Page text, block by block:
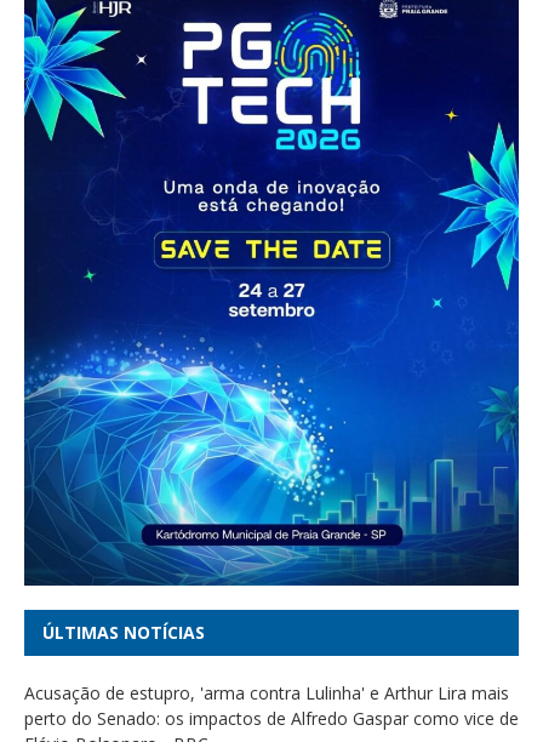
ÚLTIMAS NOTÍCIAS
Acusação de estupro, 'arma contra Lulinha' e Arthur Lira mais
perto do Senado: os impactos de Alfredo Gaspar como vice de
Flávio Bolsonaro - BBC